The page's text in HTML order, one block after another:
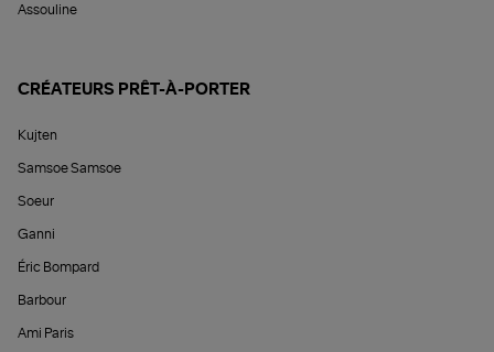
Assouline
CRÉATEURS PRÊT-À-PORTER
Kujten
Samsoe Samsoe
Soeur
Ganni
Éric Bompard
Barbour
Ami Paris